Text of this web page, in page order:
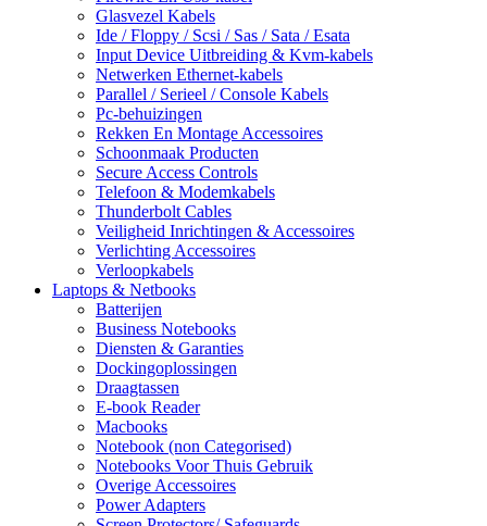
Glasvezel Kabels
Ide / Floppy / Scsi / Sas / Sata / Esata
Input Device Uitbreiding & Kvm-kabels
Netwerken Ethernet-kabels
Parallel / Serieel / Console Kabels
Pc-behuizingen
Rekken En Montage Accessoires
Schoonmaak Producten
Secure Access Controls
Telefoon & Modemkabels
Thunderbolt Cables
Veiligheid Inrichtingen & Accessoires
Verlichting Accessoires
Verloopkabels
Laptops & Netbooks
Batterijen
Business Notebooks
Diensten & Garanties
Dockingoplossingen
Draagtassen
E-book Reader
Macbooks
Notebook (non Categorised)
Notebooks Voor Thuis Gebruik
Overige Accessoires
Power Adapters